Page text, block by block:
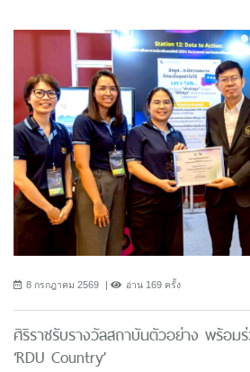
8 กรกฎาคม 2569 อ่าน 169 ครั้ง
ศิริราชรับรางวัลสถาบันตัวอย่าง พร้อม
‘RDU Country’